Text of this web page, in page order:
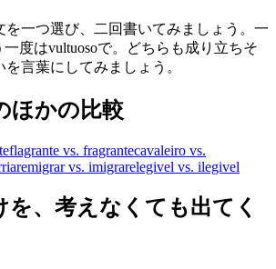
を一つ選び、二回書いてみましょう。一
一度はvultuosoで。どちらも成り立ちそ
言葉にしてみましょう。
ほかの比較
flagrante vs. fragrantecavaleiro vs.
emigrar vs. imigrarelegivel vs. ilegivel
を、考えなくても出てく